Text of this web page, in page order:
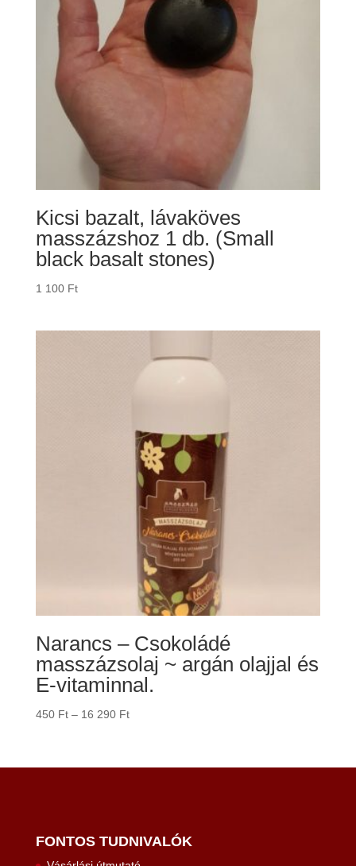
Kicsi bazalt, lávaköves
masszázshoz 1 db. (Small
black basalt stones)
1 100 Ft
Narancs – Csokoládé
masszázsolaj ~ argán olajjal és
E-vitaminnal.
450 Ft – 16 290 FtÁrtartomány:
16
FONTOS TUDNIVALÓK